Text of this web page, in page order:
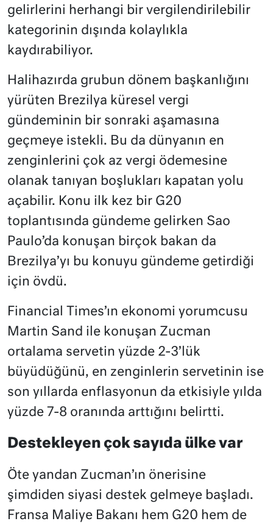
gelirlerini herhangi bir vergilendirilebilir
kategorinin dışında kolaylıkla
kaydırabiliyor.
Halihazırda grubun dönem başkanlığını
yürüten Brezilya küresel vergi
gündeminin bir sonraki aşamasına
geçmeye istekli. Bu da dünyanın en
zenginlerini çok az vergi ödemesine
olanak tanıyan boşlukları kapatan yolu
açabilir. Konu ilk kez bir G20
toplantısında gündeme gelirken Sao
Paulo’da konuşan birçok bakan da
Brezilya’yı bu konuyu gündeme getirdiği
için övdü.
Financial Times’ın ekonomi yorumcusu
Martin Sand ile konuşan Zucman
ortalama servetin yüzde 2-3’lük
büyüdüğünü, en zenginlerin servetinin ise
son yıllarda enflasyonun da etkisiyle yılda
yüzde 7-8 oranında arttığını belirtti.
Destekleyen çok sayıda ülke var
Öte yandan Zucman’ın önerisine
şimdiden siyasi destek gelmeye başladı.
Fransa Maliye Bakanı hem G20 hem de